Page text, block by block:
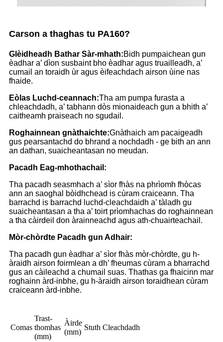
Carson a thaghas tu PA160?
Glèidheadh ​​Bathar Sàr-mhath:Bidh pumpaichean gun
èadhar a’ dìon susbaint bho èadhar agus truailleadh, a’
cumail an toraidh ùr agus èifeachdach airson ùine nas
fhaide.
Eòlas Luchd-ceannach:Tha am pumpa furasta a
chleachdadh, a’ tabhann dòs mionaideach gun a bhith a’
caitheamh praiseach no sgudail.
Roghainnean gnàthaichte:Gnàthaich am pacaigeadh
gus pearsantachd do bhrand a nochdadh - ge bith an ann
an dathan, suaicheantasan no meudan.
Pacadh Eag-mhothachail:
Tha pacadh seasmhach a’ sìor fhàs na phrìomh fhòcas
ann an saoghal bòidhchead is cùram craiceann. Tha
barrachd is barrachd luchd-cleachdaidh a’ tàladh gu
suaicheantasan a tha a’ toirt prìomhachas do roghainnean
a tha càirdeil don àrainneachd agus ath-chuairteachail.
Mòr-chòrdte Pacadh gun Adhair:
Tha pacadh gun èadhar a’ sìor fhàs mòr-chòrdte, gu h-
àraidh airson foirmlean a dh’ fheumas cùram a bharrachd
gus an càileachd a chumail suas. Thathas ga fhaicinn mar
roghainn àrd-inbhe, gu h-àraidh airson toraidhean cùram
craiceann àrd-inbhe.
Comas
Trast-
thomhas
(mm)
Àirde
(mm)
Stuth Cleachdadh